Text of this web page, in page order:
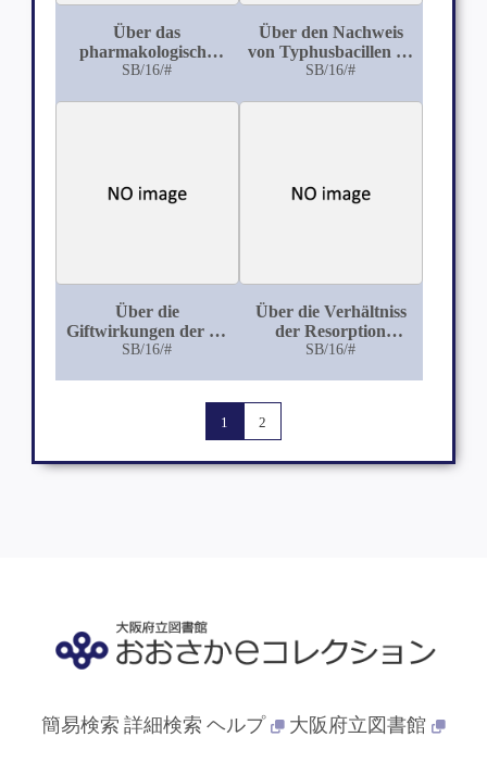
Über das
pharmakologische
Verhalten der
SB/16/#
Über den Nachweis
von Typhusbacillen im
Trinkwasser mittels
SB/16/#
Über die
Giftwirkungen der als
Düngemittel
Zersetzungsprodukte
SB/16/#
Über die Verhältniss
der Resorption
hypertonischer
im Dünndarm
SB/16/#
1 2
簡易検索 詳細検索 ヘルプ 大阪府立図書館